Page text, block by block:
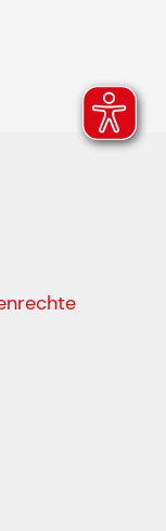
Felder sind
Namen ein.